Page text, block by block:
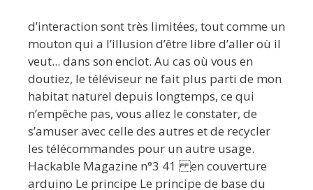
d’interaction sont très limitées, tout comme un
mouton qui a l’illusion d’être libre d’aller où il
veut... dans son enclot. Au cas où vous en
doutiez, le téléviseur ne fait plus parti de mon
habitat naturel depuis longtemps, ce qui
n’empêche pas, vous allez le constater, de
s’amuser avec celle des autres et de recycler
les télécommandes pour un autre usage.
Hackable Magazine n°3 41 en couverture
arduino Le principe Le principe de base du